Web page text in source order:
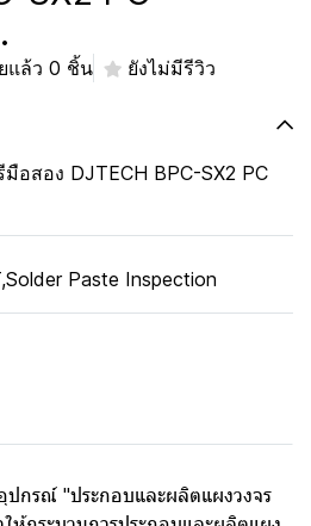
แล้ว 0 ชิ้น
ยังไม่มีรีวิว
อสอง DJTECH BPC-SX2 PC
,Solder Paste Inspection
ปกรณ์ "ประกอบและผลิตแผงวงจร